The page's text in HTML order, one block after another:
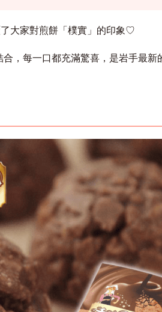
大家對煎餅「樸實」的印象♡
， 每一口都充滿驚喜，是岩手最新